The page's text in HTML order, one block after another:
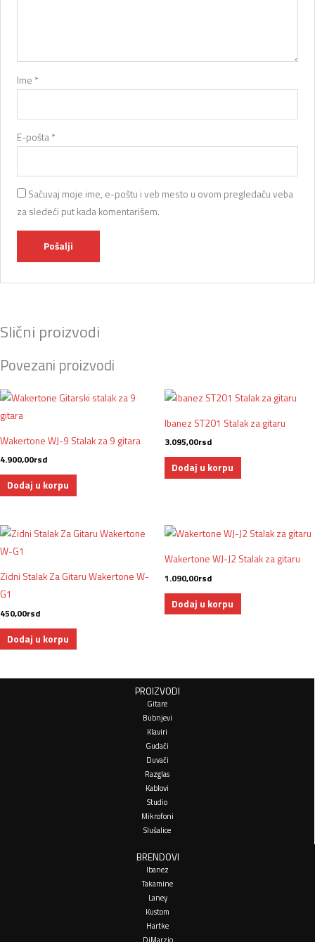
Ime *
E-pošta *
Sačuvaj moje ime, e-poštu i veb mesto u ovom pregledaču veba
za sledeći put kada komentarišem.
Slični proizvodi
Povezani proizvodi
Wakertone WJ-9 Stalak za 9 gitara
4.900,00rsd
Dodaj u korpu
Ibanez ST201 Stalak za gitaru
3.095,00rsd
Dodaj u korpu
Zidni Stalak Za Gitaru Wakertone W-
G1
450,00rsd
Dodaj u korpu
Wakertone WJ-J2 Stalak za gitaru
1.090,00rsd
Dodaj u korpu
PROIZVODI
Gitare
Bubnjevi
Klaviri
Gudači
Duvači
Razglas
Kablovi
Studio
Mikrofoni
Slušalice
BRENDOVI
Ibanez
Takamine
Laney
Kustom
Hartke